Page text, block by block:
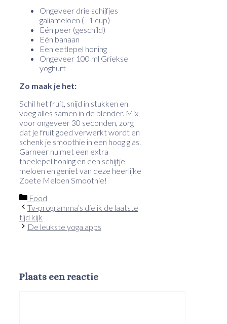
Ongeveer drie schijfjes
galiameloen (=1 cup)
Eén peer (geschild)
Eén banaan
Een eetlepel honing
Ongeveer 100 ml Griekse
yoghurt
Zo maak je het:
Schil het fruit, snijd in stukken en
voeg alles samen in de blender. Mix
voor ongeveer 30 seconden, zorg
dat je fruit goed verwerkt wordt en
schenk je smoothie in een hoog glas.
Garneer nu met een extra
theelepel honing en een schijfje
meloen en geniet van deze heerlijke
Zoete Meloen Smoothie!
Categorieën
Food
Tv-programma’s die ik de laatste
tijd kijk
De leukste yoga apps
Plaats een reactie